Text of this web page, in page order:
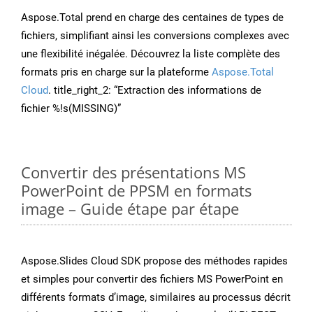
Aspose.Total prend en charge des centaines de types de
fichiers, simplifiant ainsi les conversions complexes avec
une flexibilité inégalée. Découvrez la liste complète des
formats pris en charge sur la plateforme Aspose.Total
Cloud. title_right_2: “Extraction des informations de
fichier %!s(MISSING)”
Convertir des présentations MS
PowerPoint de PPSM en formats
image – Guide étape par étape
Aspose.Slides Cloud SDK propose des méthodes rapides
et simples pour convertir des fichiers MS PowerPoint en
différents formats d’image, similaires au processus décrit